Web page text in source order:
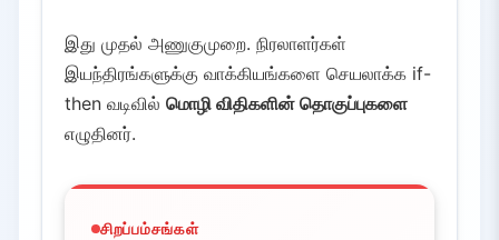
இது முதல் அணுகுமுறை. நிரலாளர்கள்
இயந்திரங்களுக்கு வாக்கியங்களை செயலாக்க if-
then வடிவில் மொழி விதிகளின் தொகுப்புகளை
எழுதினர்.
சிறப்பம்சங்கள்